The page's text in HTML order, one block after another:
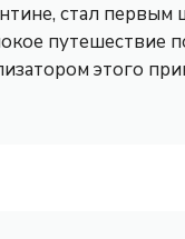
стал первым
путешествие
этого